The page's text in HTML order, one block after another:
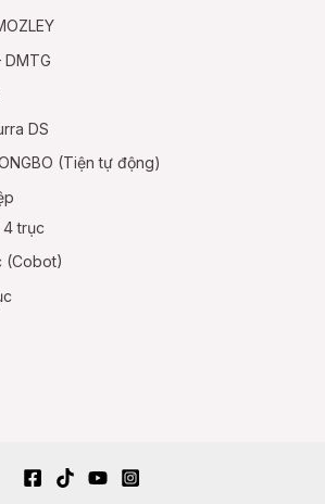
DMTG
DS
(Tiện tự động)
trục
(Cobot)